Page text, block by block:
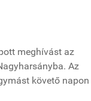
meghívást az
Az
követő napon